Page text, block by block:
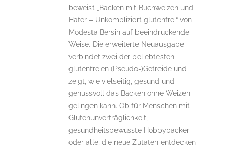
beweist „Backen mit Buchweizen und
Hafer – Unkompliziert glutenfrei“ von
Modesta Bersin auf beeindruckende
Weise. Die erweiterte Neuausgabe
verbindet zwei der beliebtesten
glutenfreien (Pseudo-)Getreide und
zeigt, wie vielseitig, gesund und
genussvoll das Backen ohne Weizen
gelingen kann. Ob für Menschen mit
Glutenunverträglichkeit,
gesundheitsbewusste Hobbybäcker
oder alle, die neue Zutaten entdecken